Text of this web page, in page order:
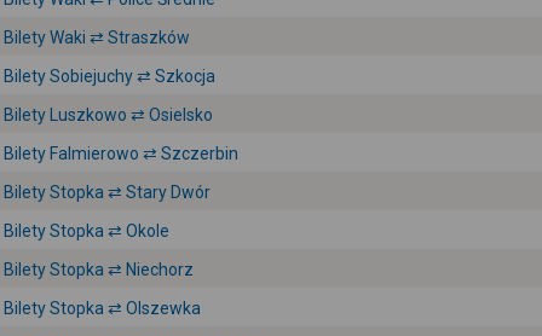
Bilety Waki ⇄ Straszków
Bilety Sobiejuchy ⇄ Szkocja
Bilety Luszkowo ⇄ Osielsko
Bilety Falmierowo ⇄ Szczerbin
Bilety Stopka ⇄ Stary Dwór
Bilety Stopka ⇄ Okole
Bilety Stopka ⇄ Niechorz
Bilety Stopka ⇄ Olszewka